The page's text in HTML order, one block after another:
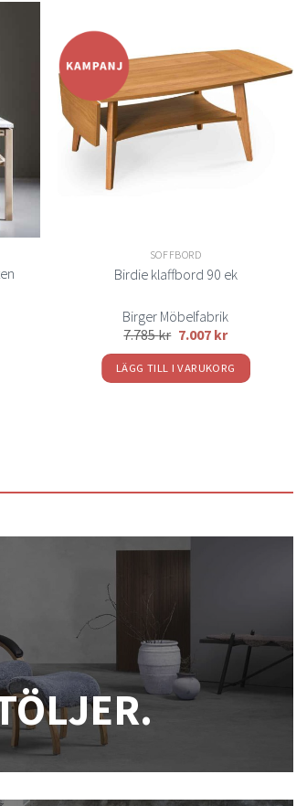
Lägg
till i
önskelistan
SOFFBORD
Birdie klaffbord 90 ek
Birger Möbelfabrik
7.785kr 7.007 kr
LÄGG TILL I VARUKORG